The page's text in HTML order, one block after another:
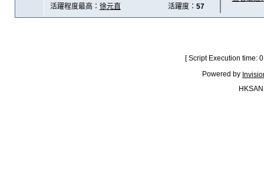
活躍程度最高： 徐元直 活躍度： 57
[ Script Execution time:
Powered by